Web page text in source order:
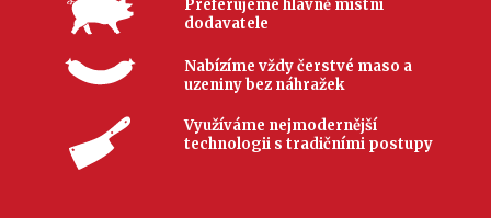
Preferujeme hlavně místní
dodavatele
Nabízíme vždy čerstvé maso a
uzeniny bez náhražek
Využíváme nejmodernější
technologii s tradičními postupy